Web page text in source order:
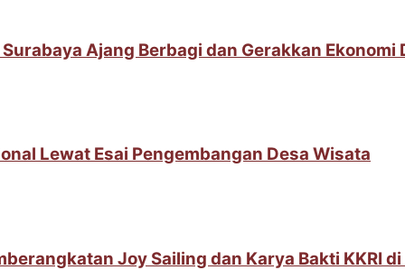
Ajang Berbagi dan Gerakkan Ekonomi
Lewat Esai Pengembangan Desa Wisata
Joy Sailing dan Karya Bakti KKRI